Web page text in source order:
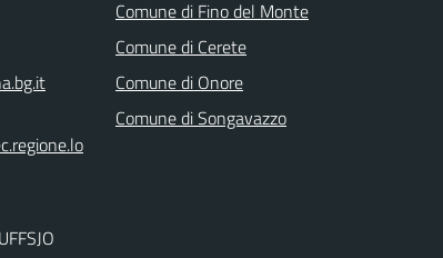
Comune di Fino del Monte
Comune di Cerete
Comune di Onore
Comune di Songavazzo